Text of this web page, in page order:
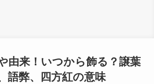
由来！いつから飾る？譲葉
語弊、四方紅の意味